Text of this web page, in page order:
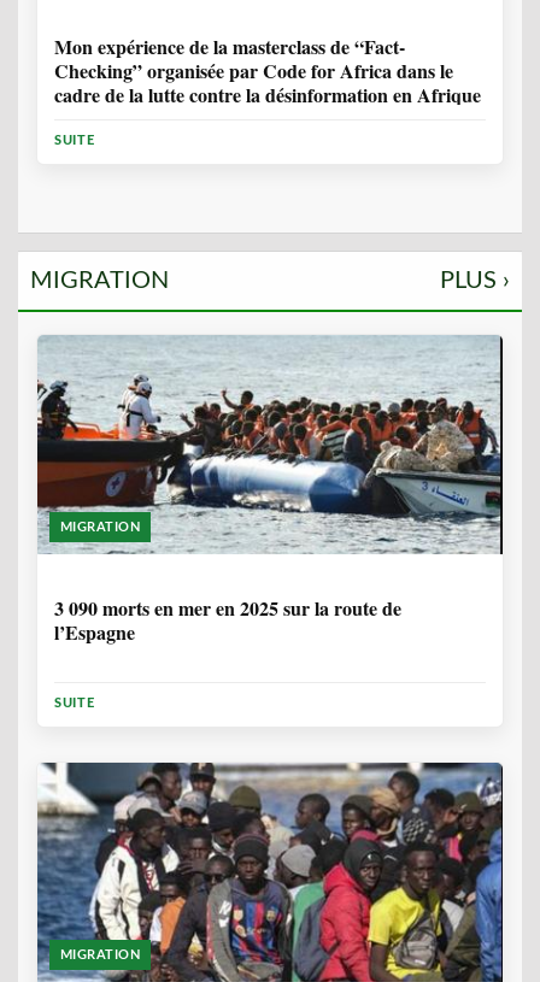
Mon expérience de la masterclass de “Fact-
Checking” organisée par Code for Africa dans le
cadre de la lutte contre la désinformation en Afrique
SUITE
MIGRATION PLUS ›
MIGRATION
3 090 morts en mer en 2025 sur la route de
l’Espagne
SUITE
MIGRATION